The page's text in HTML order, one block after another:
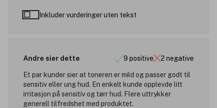
Inkluder vurderinger uten tekst
Andre sier dette 9 positive 2 negative
Et par kunder sier at toneren er mild og passer godt til
sensitiv eller ung hud. En enkelt kunde opplevde litt
irritasjon på sensitiv og tørr hud. Flere uttrykker
generell tilfredshet med produktet.